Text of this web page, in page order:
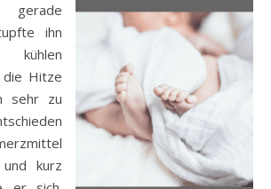
gerade
ihn
die Hitze
sehr zu
kurz